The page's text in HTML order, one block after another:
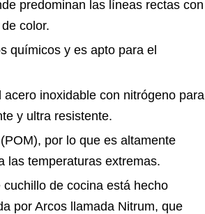
predominan las líneas rectas con
color.
químicos y es apto para el
inoxidable con nitrógeno para
y ultra resistente.
por lo que es altamente
las temperaturas extremas.
cuchillo de cocina está hecho
por Arcos llamada Nitrum, que